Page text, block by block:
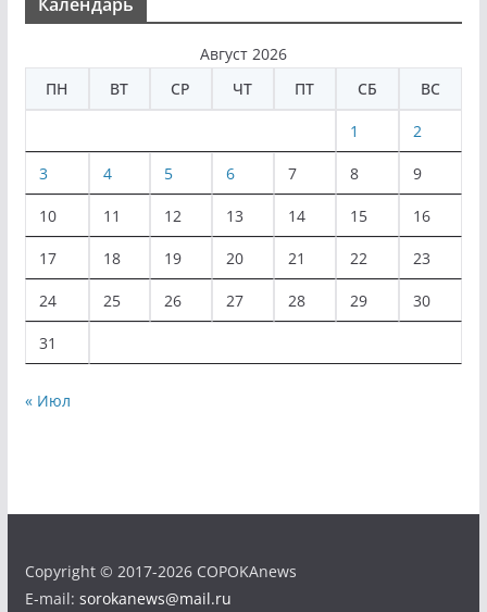
Август 2026
ПН
ВТ СР ЧТ ПТ СБ ВС
1 2
3 4 5 6 7 8 9
10 11 12 13 14 15 16
17 18 19 20 21 22 23
24 25 26 27 28 29 30
31
« Июл
Copyright © 2017-2026 COPOKAnews
E-mail: sorokanews@mail.ru